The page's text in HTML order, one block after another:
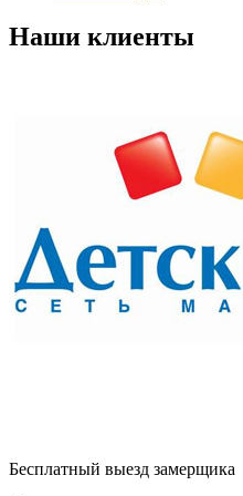
Наши клиенты
Бесплатный выезд замерщика